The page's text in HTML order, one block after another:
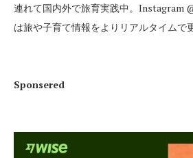
連れて国内外で旅育実践中。Instagram
は旅や子育て情報をよりリアルタイムで
Sponsered